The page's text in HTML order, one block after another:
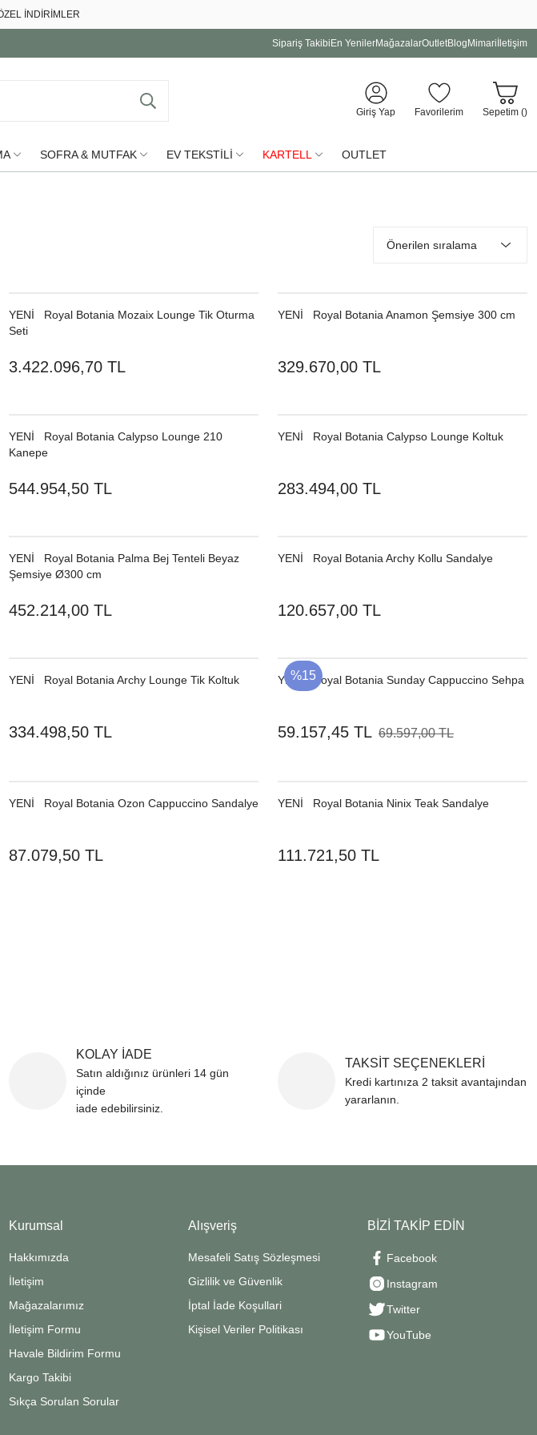
İNDİRİMLER
Sipariş Takibi En YenilerMağazalarOutletBlog Mimari İletişim
Giriş Yap Favorilerim Sepetim ()
SOFRA & MUTFAK EV TEKSTİLİ KARTELL OUTLET
YENI
Royal Botania Mozaix Lounge Tik Oturma
Seti
3.422.096,70 TL
YENI Royal Botania Anamon Şemsiye 300 cm
329.670,00 TL
YENI
Royal Botania Calypso Lounge 210
Kanepe
544.954,50 TL
YENI Royal Botania Calypso Lounge Koltuk
283.494,00 TL
YENI
Royal Botania Palma Bej Tenteli Beyaz
Şemsiye Ø300 cm
452.214,00 TL
YENI Royal Botania Archy Kollu Sandalye
120.657,00 TL
YENI Royal Botania Archy Lounge Tik Koltuk
334.498,50 TL
%15
YENI Royal Botania Sunday Cappuccino Sehpa
59.157,45 TL 69.597,00 TL
YENI Royal Botania Ozon Cappuccino Sandalye
87.079,50 TL
YENI Royal Botania Ninix Teak Sandalye
111.721,50 TL
KOLAY İADE
Satın aldığınız ürünleri 14 gün
içinde
iade edebilirsiniz.
TAKSİT SEÇENEKLERİ
Kredi kartınıza 2 taksit avantajından
yararlanın.
Kurumsal
Hakkımızda
İletişim
Mağazalarımız
İletişim Formu
Havale Bildirim Formu
Kargo Takibi
Sıkça Sorulan Sorular
Alışveriş
Mesafeli Satış Sözleşmesi
Gizlilik ve Güvenlik
İptal İade Koşullari
Kişisel Veriler Politikası
BİZİ TAKİP EDİN
Facebook
Instagram
Twitter
YouTube